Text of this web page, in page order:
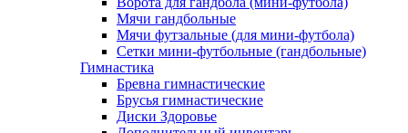
Мячи гандбольные
Мячи футзальные (для мини-футбола)
Сетки мини-футбольные (гандбольные)
Гимнастика
Бревна гимнастические
Брусья гимнастические
Диски Здоровье